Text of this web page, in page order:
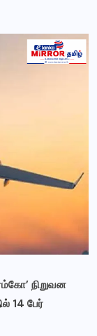
நிறுவன
14 பேர்